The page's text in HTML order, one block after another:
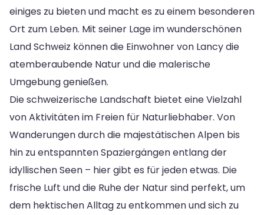
einiges zu bieten und macht es zu einem besonderen
Ort zum Leben. Mit seiner Lage im wunderschönen
Land Schweiz können die Einwohner von Lancy die
atemberaubende Natur und die malerische
Umgebung genießen.
Die schweizerische Landschaft bietet eine Vielzahl
von Aktivitäten im Freien für Naturliebhaber. Von
Wanderungen durch die majestätischen Alpen bis
hin zu entspannten Spaziergängen entlang der
idyllischen Seen – hier gibt es für jeden etwas. Die
frische Luft und die Ruhe der Natur sind perfekt, um
dem hektischen Alltag zu entkommen und sich zu